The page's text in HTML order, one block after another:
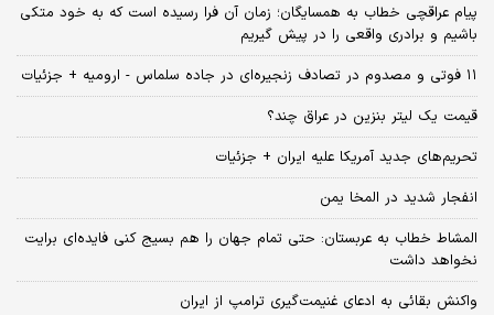
پیام عراقچی خطاب به همسایگان؛ زمان آن فرا رسیده است که به خود متکی
باشیم و برادری واقعی را در پیش گیریم
۱۱ فوتی و مصدوم در تصادف زنجیره‌ای در جاده سلماس - ارومیه + جزئیات
قیمت یک لیتر بنزین در عراق چند؟
تحریم‌های جدید آمریکا علیه ایران + جزئیات
انفجار شدید در المخا یمن
المشاط خطاب به عربستان: حتی تمام جهان را هم بسیج کنی فایده‌ای برایت
نخواهد داشت
واکنش بقائی به ادعای غنیمت‌گیری ترامپ از ایران